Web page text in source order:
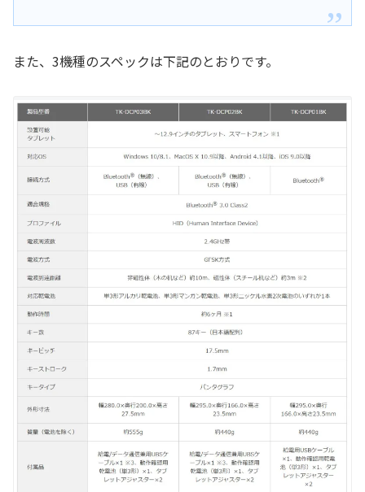
また、3機種のスペックは下記のとおりです。